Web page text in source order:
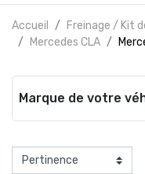
Accueil Freinage / Kit
Mercedes CLA
Marque de votre